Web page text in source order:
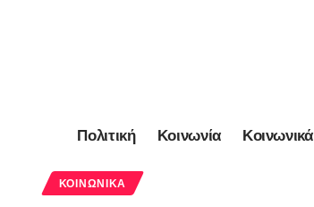
Πολιτική Κοινωνία Κοινωνικά
ΚΟΙΝΩΝΙΚΆ